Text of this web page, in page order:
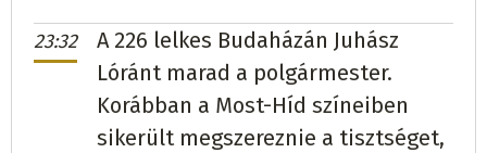
(59,8%)
Stanislav MrázSMER - SD/Hlas-SD
VisnyóMarta PejováHlas-SD76(100%)
Vlastimil Kiral-VargaSMER - SD/Hlas-SD
(60,25%)
23:32
A 226 lelkes Budaházán Juhász
Lóránt marad a polgármester.
Korábban a Most-Híd színeiben
sikerült megszereznie a tisztséget,